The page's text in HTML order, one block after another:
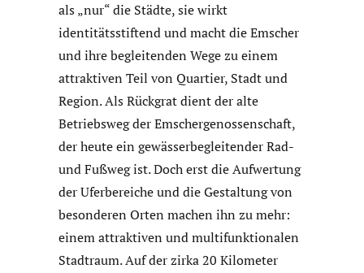
als „nur“ die Städte, sie wirkt
identitätsstiftend und macht die Emscher
und ihre begleitenden Wege zu einem
attraktiven Teil von Quartier, Stadt und
Region. Als Rückgrat dient der alte
Betriebsweg der Emschergenossenschaft,
der heute ein gewässerbegleitender Rad-
und Fußweg ist. Doch erst die Aufwertung
der Uferbereiche und die Gestaltung von
besonderen Orten machen ihn zu mehr:
einem attraktiven und multifunktionalen
Stadtraum. Auf der zirka 20 Kilometer